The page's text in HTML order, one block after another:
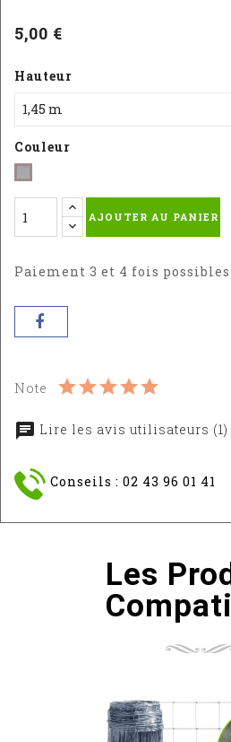
5,00 €
Hauteur
Couleur
galvanisé
AJOUTER AU PANIER
Paiement 3 et 4 fois possibles
Note
Lire les avis utilisateurs (1)
Conseils : 02 43 96 01 41
Les